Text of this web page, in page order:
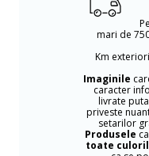
mari de
Km
Imaginile
caracter
livrate
priveste
setarilor
Produsele
toate